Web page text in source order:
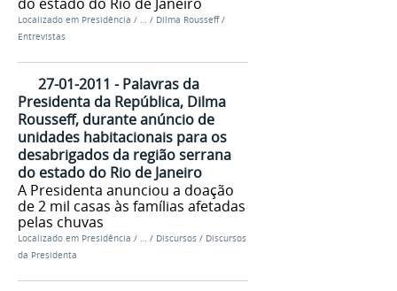
Localizado em Presidência / … / Dilma Rousseff /
Entrevistas
27-01-2011 - Palavras da
Presidenta da República, Dilma
Rousseff, durante anúncio de
unidades habitacionais para os
desabrigados da região serrana
do estado do Rio de Janeiro
A Presidenta anunciou a doação
de 2 mil casas às famílias afetadas
pelas chuvas
Localizado em Presidência / … / Discursos / Discursos
da Presidenta